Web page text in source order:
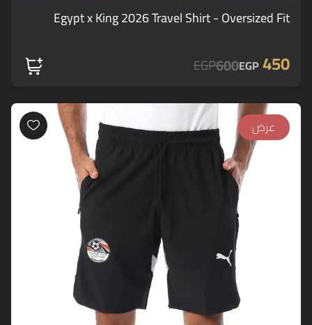
Egypt x King 2026 Travel Shirt - Oversized Fit
450
EGP
600
EGP
عرض